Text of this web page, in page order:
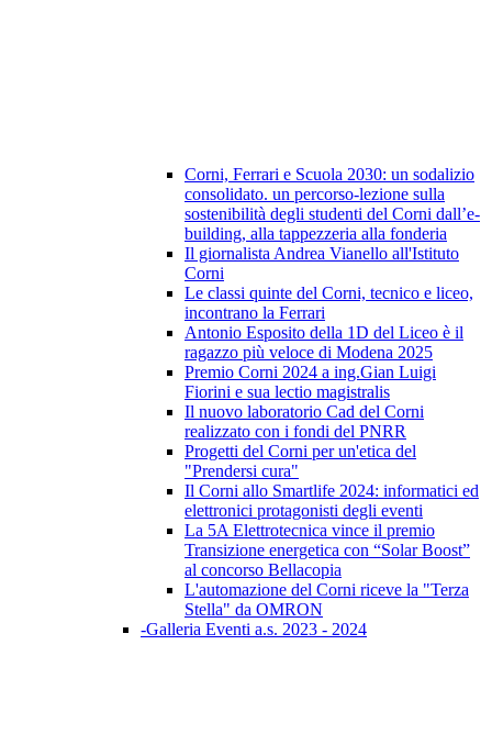
Corni, Ferrari e Scuola 2030: un sodalizio
consolidato. un percorso-lezione sulla
sostenibilità degli studenti del Corni dall’e-
building, alla tappezzeria alla fonderia
Il giornalista Andrea Vianello all'Istituto
Corni
Le classi quinte del Corni, tecnico e liceo,
incontrano la Ferrari
Antonio Esposito della 1D del Liceo è il
ragazzo più veloce di Modena 2025
Premio Corni 2024 a ing.Gian Luigi
Fiorini e sua lectio magistralis
Il nuovo laboratorio Cad del Corni
realizzato con i fondi del PNRR
Progetti del Corni per un'etica del
"Prendersi cura"
Il Corni allo Smartlife 2024: informatici ed
elettronici protagonisti degli eventi
La 5A Elettrotecnica vince il premio
Transizione energetica con “Solar Boost”
al concorso Bellacopia
L'automazione del Corni riceve la "Terza
Stella" da OMRON
-Galleria Eventi a.s. 2023 - 2024